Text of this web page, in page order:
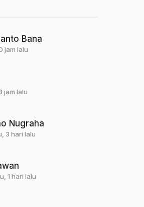
Bana
jam lalu
jam lalu
Nugraha
3 hari lalu
1 hari lalu